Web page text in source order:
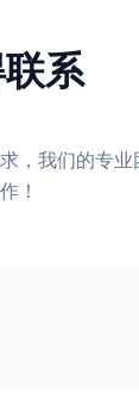
系
，我们的专
！